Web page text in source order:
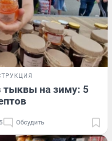
тыквы на зиму: 5
Обсудить